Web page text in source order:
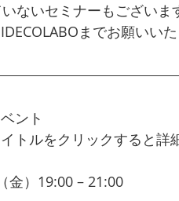
ないセミナーもございま
までお願いいた
ント
トルをクリックすると詳
金）19:00 – 21:00